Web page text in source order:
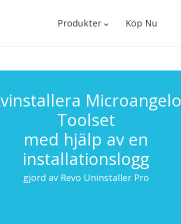
Produkter Köp Nu
Microangelo
Toolset
med hjälp av en
installationslogg
gjord av Revo Uninstaller Pro